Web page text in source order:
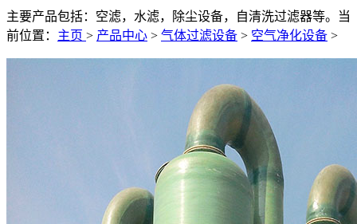
主要产品包括：空滤，水滤，除尘设备，自清洗过滤器等。
当
前位置： 主页 > 产品中心 > 气体过滤设备 > 空气净化设备 >